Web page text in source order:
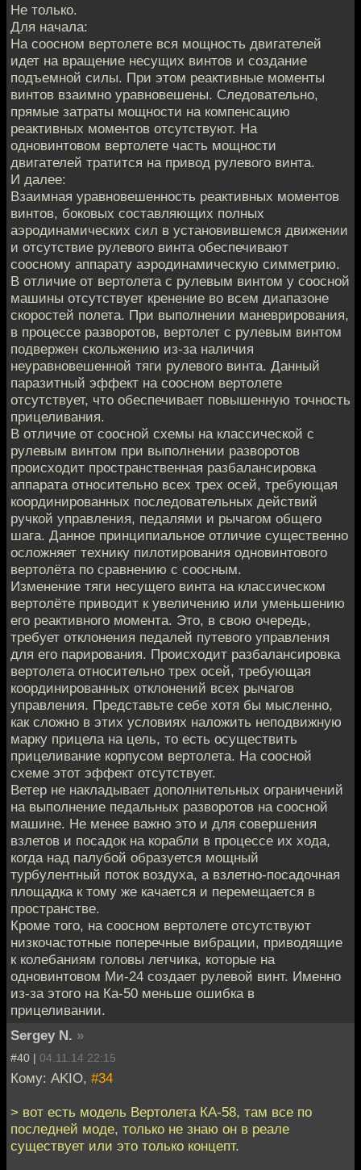
Не только.
Для начала:
На соосном вертолете вся мощность двигателей
идет на вращение несущих винтов и создание
подъемной силы. При этом реактивные моменты
винтов взаимно уравновешены. Следовательно,
прямые затраты мощности на компенсацию
реактивных моментов отсутствуют. На
одновинтовом вертолете часть мощности
двигателей тратится на привод рулевого винта.
И далее:
Взаимная уравновешенность реактивных моментов
винтов, боковых составляющих полных
аэродинамических сил в установившемся движении
и отсутствие рулевого винта обеспечивают
соосному аппарату аэродинамическую симметрию.
В отличие от вертолета с рулевым винтом у соосной
машины отсутствует кренение во всем диапазоне
скоростей полета. При выполнении маневрирования,
в процессе разворотов, вертолет с рулевым винтом
подвержен скольжению из-за наличия
неуравновешенной тяги рулевого винта. Данный
паразитный эффект на соосном вертолете
отсутствует, что обеспечивает повышенную точность
прицеливания.
В отличие от соосной схемы на классической с
рулевым винтом при выполнении разворотов
происходит пространственная разбалансировка
аппарата относительно всех трех осей, требующая
координированных последовательных действий
ручкой управления, педалями и рычагом общего
шага. Данное принципиальное отличие существенно
осложняет технику пилотирования одновинтового
вертолёта по сравнению с соосным.
Изменение тяги несущего винта на классическом
вертолёте приводит к увеличению или уменьшению
его реактивного момента. Это, в свою очередь,
требует отклонения педалей путевого управления
для его парирования. Происходит разбалансировка
вертолета относительно трех осей, требующая
координированных отклонений всех рычагов
управления. Представьте себе хотя бы мысленно,
как сложно в этих условиях наложить неподвижную
марку прицела на цель, то есть осуществить
прицеливание корпусом вертолета. На соосной
схеме этот эффект отсутствует.
Ветер не накладывает дополнительных ограничений
на выполнение педальных разворотов на соосной
машине. Не менее важно это и для совершения
взлетов и посадок на корабли в процессе их хода,
когда над палубой образуется мощный
турбулентный поток воздуха, а взлетно-посадочная
площадка к тому же качается и перемещается в
пространстве.
Кроме того, на соосном вертолете отсутствуют
низкочастотные поперечные вибрации, приводящие
к колебаниям головы летчика, которые на
одновинтовом Ми-24 создает рулевой винт. Именно
из-за этого на Ка-50 меньше ошибка в
прицеливании.
Sergey N. »
#40 | 04.11.14 22:15
Кому: AKIO, #34
> вот есть модель Вертолета КА-58, там все по
последней моде, только не знаю он в реале
существует или это только концепт.